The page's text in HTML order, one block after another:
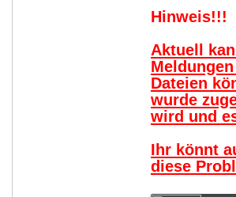
Hinweis!!!
Aktuell
Dateien
wurde
wird und
Ihr könnt
diese